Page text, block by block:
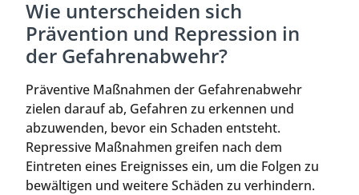
Wie unterscheiden sich
Prävention und Repression in
der Gefahrenabwehr?
Präventive Maßnahmen der Gefahrenabwehr
zielen darauf ab, Gefahren zu erkennen und
abzuwenden, bevor ein Schaden entsteht.
Repressive Maßnahmen greifen nach dem
Eintreten eines Ereignisses ein, um die Folgen zu
bewältigen und weitere Schäden zu verhindern.